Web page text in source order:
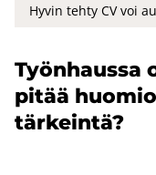
Hyvin tehty CV voi
Työn­haus­sa
pitää
tär­kein­tä?